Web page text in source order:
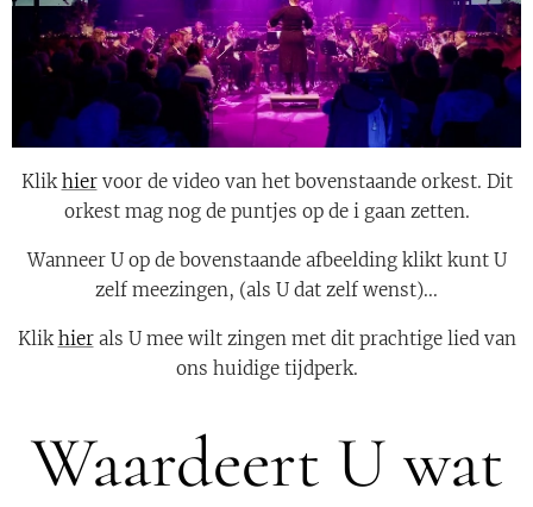
Klik hiervoor de video van het bovenstaande orkest. Dit
orkest mag nog de puntjes op de i gaan zetten.
Wanneer U op de bovenstaande afbeelding klikt kunt U
zelf meezingen, (als U dat zelf wenst)...
Klik hierals U mee wilt zingen met dit prachtige lied van
ons huidige tijdperk.
Waardeert U wat